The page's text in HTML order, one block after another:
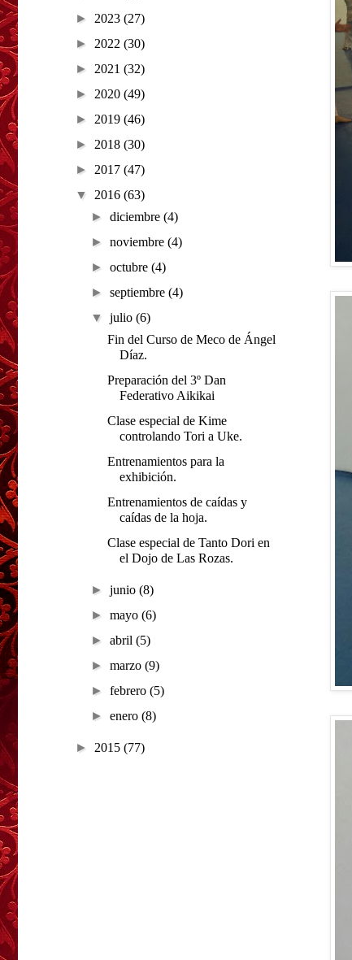
► 2023 (27)
► 2022 (30)
► 2021 (32)
► 2020 (49)
► 2019 (46)
► 2018 (30)
► 2017 (47)
▼ 2016 (63)
►diciembre(4)
►noviembre(4)
►octubre(4)
►septiembre(4)
▼julio(6)
Fin del Curso de Meco de Ángel
Díaz.
Preparación del 3º Dan
Federativo Aikikai
Clase especial de Kime
controlando Tori a Uke.
Entrenamientos para la
exhibición.
Entrenamientos de caídas y
caídas de la hoja.
Clase especial de Tanto Dori en
el Dojo de Las Rozas.
►junio(8)
►mayo(6)
►abril(5)
►marzo(9)
►febrero(5)
►enero(8)
► 2015 (77)